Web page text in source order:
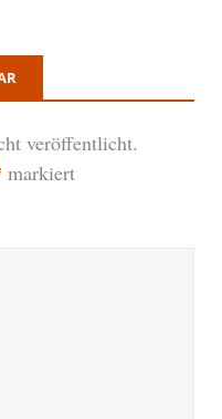
veröffentlicht.
markiert